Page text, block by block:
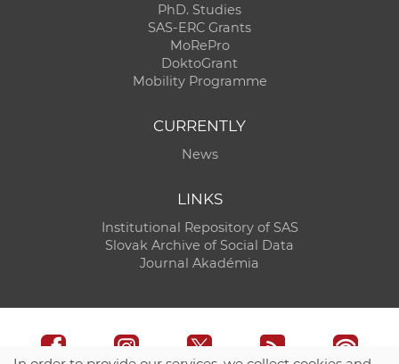
PhD. Studies
SAS-ERC Grants
MoRePro
DoktoGrant
Mobility Programme
CURRENTLY
News
LINKS
Institutional Repository of SAS
Slovak Archive of Social Data
Journal Akadémia